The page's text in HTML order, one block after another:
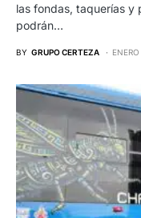
las fondas, taquerías y
podrán…
BY GRUPO CERTEZA